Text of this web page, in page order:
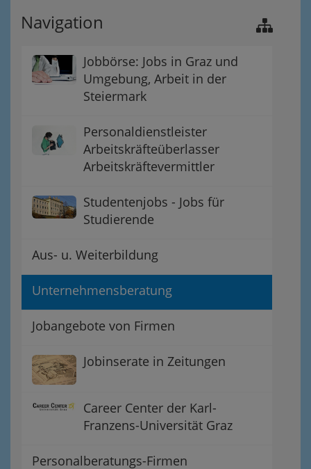
Navigation
Jobbörse: Jobs in Graz und
Umgebung, Arbeit in der
Steiermark
Personaldienstleister
Arbeitskräfteüberlasser
Arbeitskräftevermittler
Studentenjobs - Jobs für
Studierende
Aus- u. Weiterbildung
Unternehmensberatung
Jobangebote von Firmen
Jobinserate in Zeitungen
Career Center der Karl-
Franzens-Universität Graz
Personalberatungs-Firmen